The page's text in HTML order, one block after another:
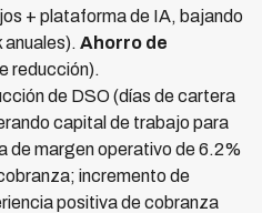
+ plataforma de IA, bajando
anuales). Ahorro de
reducción).
de DSO (días de cartera
capital de trabajo para
de margen operativo de 6.2%
incremento de
positiva de cobranza